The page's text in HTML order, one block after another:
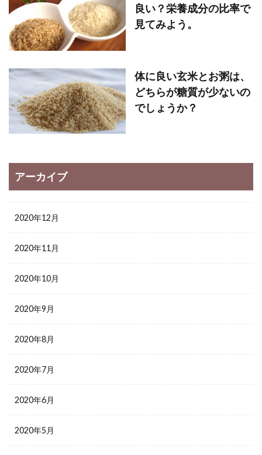
良い？栄養成分の比率で
見てみよう。
体に良い玄米とお粥は、
どちらが糖質が少ないの
でしょうか？
アーカイブ
2020年12月
2020年11月
2020年10月
2020年9月
2020年8月
2020年7月
2020年6月
2020年5月